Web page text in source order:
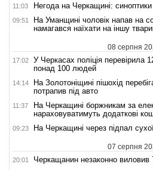
11:03 Негода на Черкащині:
09:51
На Уманщині чоловік напав на
намагався наїхати на іншу
08 серпня
17:02
У Черкасах поліція перевірила
понад 100 людей
14:14
На Золотоніщині пішохід
потрапив під авто
11:37
На Черкащині боржникам за
нараховуватимуть додаткові
09:23 На Черкащині через підпал
07 серпня
20:01 Черкащанин незаконно виловив